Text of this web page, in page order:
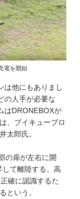
電を開始
は他にもありまし
の人手が必要な
はDRONEBOXが
、ブイキューブロ
太郎氏。
の扉が左右に開
て離陸する。高
確に認識するた
という。